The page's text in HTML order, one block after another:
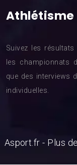
Athlétisme
Suivez les
les championnats
que des interviews
individuelles.
Asport.fr - Plus